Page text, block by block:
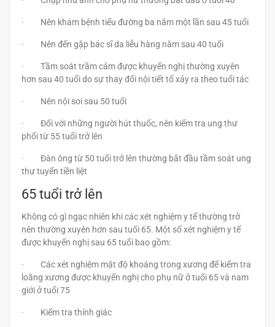
· Nên khám bệnh tiểu đường ba năm một lần sau 45 tuổi
· Nên đến gặp bác sĩ da liễu hàng năm sau 40 tuổi
· Tầm soát trầm cảm được khuyến nghị thường xuyên
hơn sau 40 tuổi do sự thay đổi nội tiết tố xảy ra theo tuổi tác
· Nên nội soi sau 50 tuổi
· Đối với những người hút thuốc, nên kiểm tra ung thư
phổi từ 55 tuổi trở lên
· Đàn ông từ 50 tuổi trở lên thường bắt đầu tầm soát ung
thư tuyến tiền liệt
65 tuổi trở lên
Không có gì ngạc nhiên khi các xét nghiệm y tế thường trở
nên thường xuyên hơn sau tuổi 65. Một số xét nghiệm y tế
được khuyến nghị sau 65 tuổi bao gồm:
· Các xét nghiệm mật độ khoáng trong xương để kiểm tra
loãng xương được khuyến nghị cho phụ nữ ở tuổi 65 và nam
giới ở tuổi 75
· Kiểm tra thính giác